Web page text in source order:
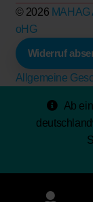
Ab
© 2026
oHG
Widerruf
Allgemeine
Products